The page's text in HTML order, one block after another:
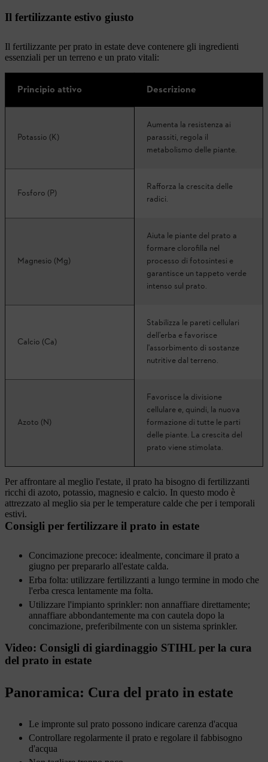
Il fertilizzante estivo giusto
Il fertilizzante per prato in estate deve contenere gli ingredienti
essenziali per un terreno e un prato vitali:
Principio attivo Descrizione
Potassio (K)
Aumenta la resistenza ai
parassiti, regola il
metabolismo delle piante.
Fosforo (P)
Rafforza la crescita delle
radici.
Magnesio (Mg)
Aiuta le piante del prato a
formare clorofilla nel
processo di fotosintesi e
garantisce un tappeto verde
intenso sul prato.
Calcio (Ca)
Stabilizza le pareti cellulari
dell’erba e favorisce
l'assorbimento di sostanze
nutritive dal terreno.
Azoto (N)
Favorisce la divisione
cellulare e, quindi, la nuova
formazione di tutte le parti
delle piante. La crescita del
prato viene stimolata.
Per affrontare al meglio l'estate, il prato ha bisogno di fertilizzanti
ricchi di azoto, potassio, magnesio e calcio. In questo modo è
attrezzato al meglio sia per le temperature calde che per i temporali
estivi.
Consigli per fertilizzare il prato in estate
Concimazione precoce: idealmente, concimare il prato a
giugno per prepararlo all'estate calda.
Erba folta: utilizzare fertilizzanti a lungo termine in modo che
l'erba cresca lentamente ma folta.
Utilizzare l'impianto sprinkler: non annaffiare direttamente;
annaffiare abbondantemente ma con cautela dopo la
concimazione, preferibilmente con un sistema sprinkler.
Video: Consigli di giardinaggio STIHL per la cura
del prato in estate
Panoramica: Cura del prato in estate
Le impronte sul prato possono indicare carenza d'acqua
Controllare regolarmente il prato e regolare il fabbisogno
d'acqua